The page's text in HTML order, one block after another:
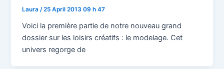
Laura /25 April 2013 09 h 47
Voici la première partie de notre nouveau grand
dossier sur les loisirs créatifs : le modelage. Cet
univers regorge de